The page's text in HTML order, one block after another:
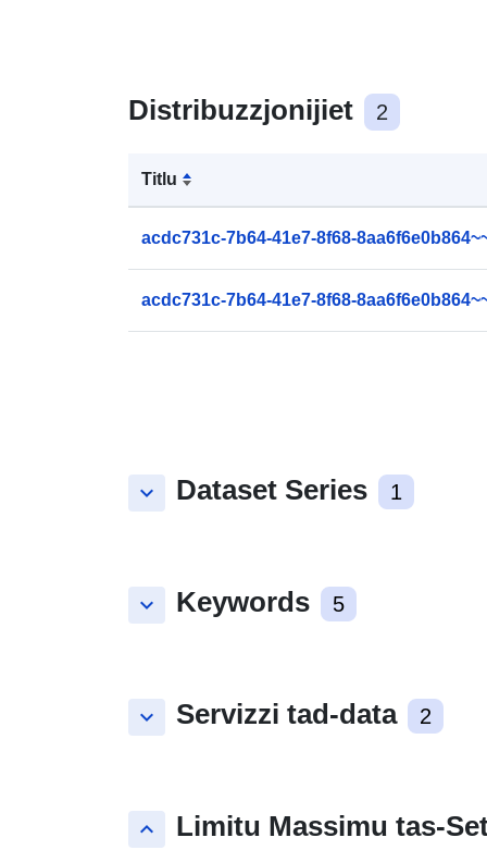
Distribuzzjonijiet 2
Titlu
acdc731c-7b64-41e7-8f68-
acdc731c-7b64-41e7-8f68-
keyboard_arrow_down Dataset Series 1
keyboard_arrow_down Keywords 5
keyboard_arrow_down Servizzi tad-data 2
keyboard_arrow_up Limitu Massimu tas-